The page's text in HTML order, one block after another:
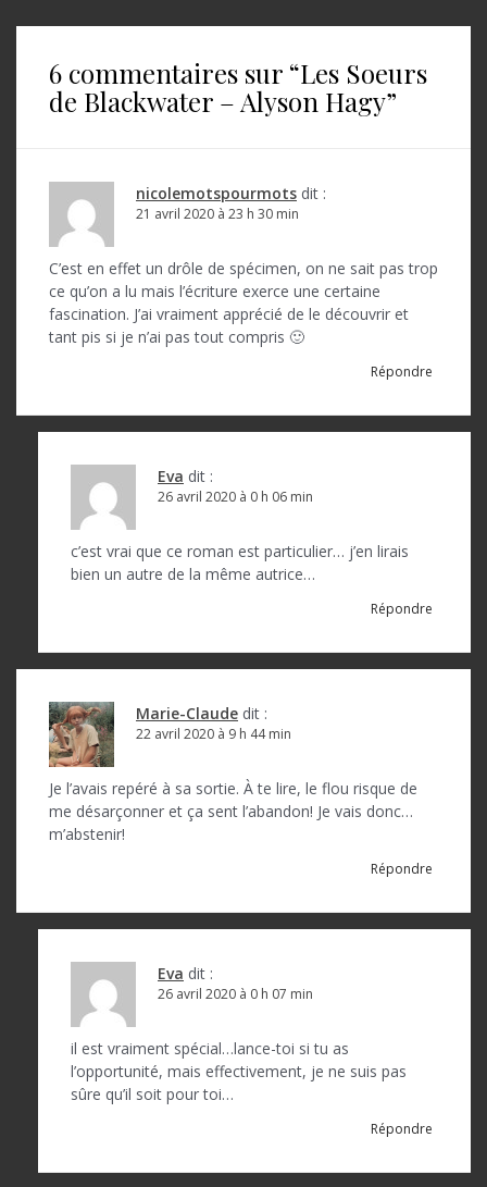
’
6 commentaires sur “Les Soeurs
de Blackwater – Alyson Hagy”
nicolemotspourmots dit :
21 avril 2020 à 23 h 30 min
C’est en effet un drôle de spécimen, on ne sait pas trop
ce qu’on a lu mais l’écriture exerce une certaine
fascination. J’ai vraiment apprécié de le découvrir et
tant pis si je n’ai pas tout compris 🙂
Répondre
Eva dit :
26 avril 2020 à 0 h 06 min
c’est vrai que ce roman est particulier… j’en lirais
bien un autre de la même autrice…
Répondre
Marie-Claude dit :
22 avril 2020 à 9 h 44 min
Je l’avais repéré à sa sortie. À te lire, le flou risque de
me désarçonner et ça sent l’abandon! Je vais donc…
m’abstenir!
Répondre
Eva dit :
26 avril 2020 à 0 h 07 min
il est vraiment spécial…lance-toi si tu as
l’opportunité, mais effectivement, je ne suis pas
sûre qu’il soit pour toi…
Répondre